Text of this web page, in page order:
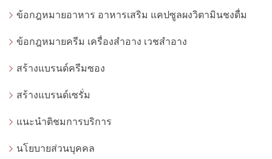
ข้อกฎหมายอาหาร อาหารเสริม แคปซูลผงวิตามินชงดื่ม
ข้อกฎหมายครีม เครื่องสำอาง เวชสำอาง
สร้างแบรนด์ครีมซอง
สร้างแบรนด์เซรั่ม
แนะนำติชมการบริการ
นโยบายส่วนบุคคล